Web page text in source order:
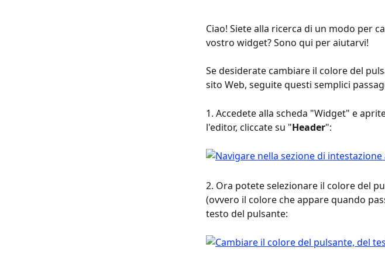
Ciao! Siete alla ricerca di un modo per
vostro widget? Sono qui per aiutarvi!
Se desiderate cambiare il colore del
sito Web, seguite questi semplici
1. Accedete alla scheda "Widget" e
l'editor, cliccate su "Header":
2. Ora potete selezionare il colore del
(ovvero il colore che appare quando
testo del pulsante: